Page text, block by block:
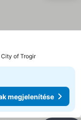
of Trogir
megjelenítése